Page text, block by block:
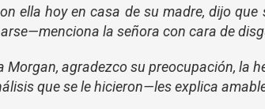
ella hoy en casa de su madre, dijo
la señora con cara de
Morgan, agradezco su preocupación, la
que se le hicieron—les explica